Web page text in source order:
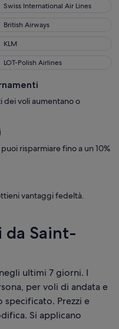
Swiss International Air Lines
British Airways
KLM
LOT-Polish Airlines
dei voli aumentano o
risparmiare fino a un 10%
vantaggi fedeltà.
da Saint-
ultimi 7 giorni. I
per voli di andata e
Prezzi e
Si applicano